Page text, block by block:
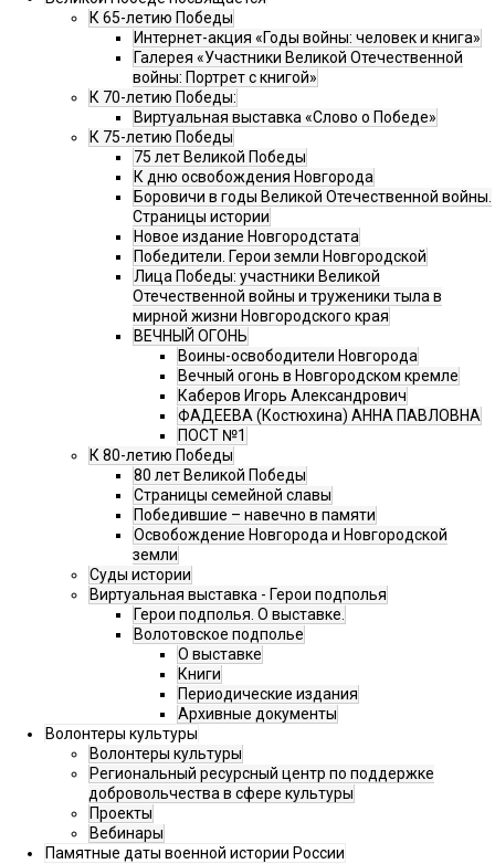
К 65-летию Победы
Интернет-акция «Годы войны: человек и книга»
Галерея «Участники Великой Отечественной
войны: Портрет с книгой»
К 70-летию Победы:
Виртуальная выставка «Слово о Победе»
К 75-летию Победы
75 лет Великой Победы
К дню освобождения Новгорода
Боровичи в годы Великой Отечественной войны.
Страницы истории
Новое издание Новгородстата
Победители. Герои земли Новгородской
Лица Победы: участники Великой
Отечественной войны и труженики тыла в
мирной жизни Новгородского края
ВЕЧНЫЙ ОГОНЬ
Воины-освободители Новгорода
Вечный огонь в Новгородском кремле
Каберов Игорь Александрович
ФАДЕЕВА (Костюхина) АННА ПАВЛОВНА
ПОСТ №1
К 80-летию Победы
80 лет Великой Победы
Страницы семейной славы
Победившие – навечно в памяти
Освобождение Новгорода и Новгородской
земли
Суды истории
Виртуальная выставка - Герои подполья
Герои подполья. О выставке.
Волотовское подполье
О выставке
Книги
Периодические издания
Архивные документы
Волонтеры культуры
Волонтеры культуры
Региональный ресурсный центр по поддержке
добровольчества в сфере культуры
Проекты
Вебинары
Памятные даты военной истории России